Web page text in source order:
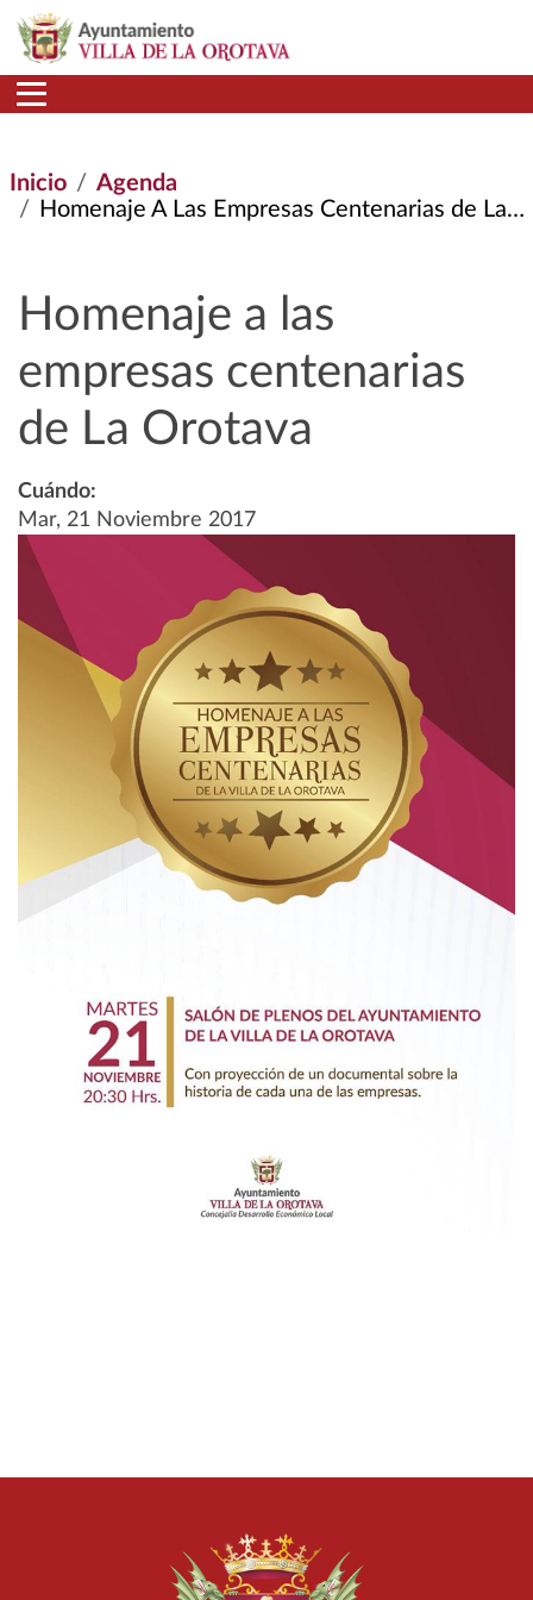
Pasar al contenido principal
Inicio
Agenda
Homenaje A Las Empresas Centenarias de La Orotava
Homenaje a las
empresas centenarias
de La Orotava
Cuándo:
Mar, 21 Noviembre 2017